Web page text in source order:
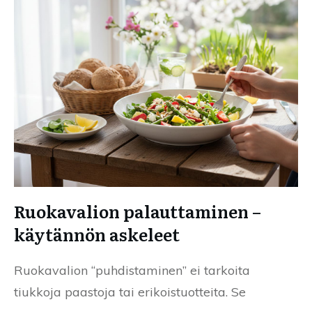
Ruokavalion palauttaminen –
käytännön askeleet
Ruokavalion “puhdistaminen” ei tarkoita
tiukkoja paastoja tai erikoistuotteita. Se